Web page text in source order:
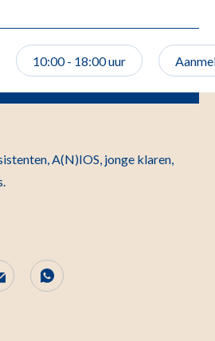
10:00 - 18:00 uur
A(N)IOS, jonge klaren,